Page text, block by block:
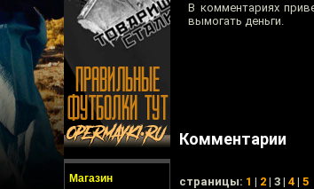
Магазин
В комментариях
вымогать деньги.
Комментарии
cтраницы: 1 | 2 | 3 | 4 | 5